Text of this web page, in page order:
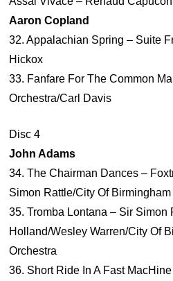
Aaron Copland
32. Appalachian Spring – Suite
Hickox
33. Fanfare For The Common
Orchestra/Carl Davis
Disc 4
John Adams
34. The Chairman Dances –
Simon Rattle/City Of
35. Tromba Lontana – Sir Simon
Holland/Wesley Warren/City Of
Orchestra
36. Short Ride In A Fast